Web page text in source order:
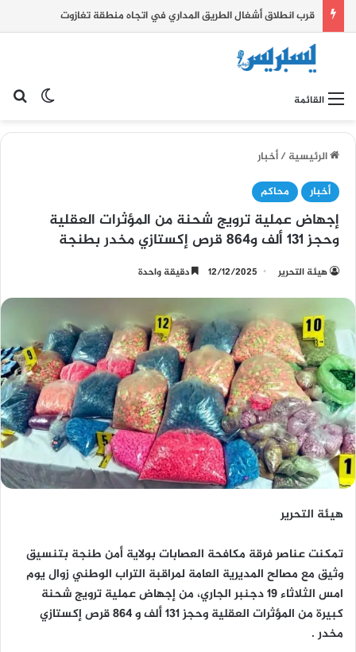
قرب انطلاق أشغال الطريق المداري في اتجاه منطقة تغازوت
القائمة
الرئيسية/أخبار
أخبار
محاكم
إجهاض عملية ترويج شحنة من المؤثرات العقلية
وحجز 131 ألف و864 قرص إكستازي مخدر بطنجة
هيئة التحرير 12/12/2025 دقيقة واحدة
هيئة التحرير
تمكنت عناصر فرقة مكافحة العصابات بولاية أمن طنجة بتنسيق
وثيق مع مصالح المديرية العامة لمراقبة التراب الوطني زوال يوم
امس الثلاثاء 19 دجنبر الجاري، من إجهاض عملية ترويج شحنة
كبيرة من المؤثرات العقلية وحجز 131 ألف و 864 قرص إكستازي
مخدر .